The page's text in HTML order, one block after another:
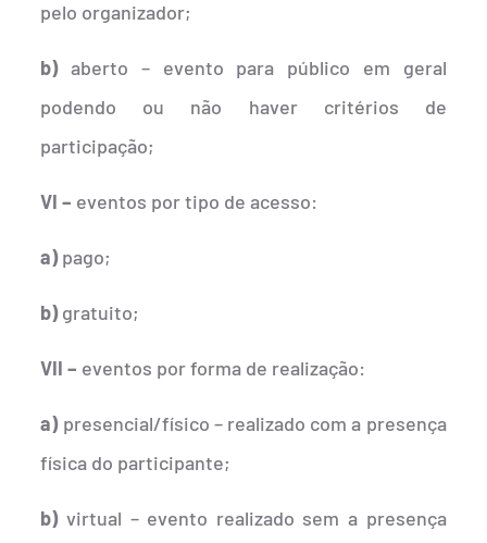
pelo organizador;
b)aberto – evento para público em geral
podendo ou não haver critérios de
participação;
VI – eventos por tipo de acesso:
a)pago;
b)gratuito;
VII – eventos por forma de realização:
a)presencial/físico – realizado com a presença
física do participante;
b)virtual – evento realizado sem a presença